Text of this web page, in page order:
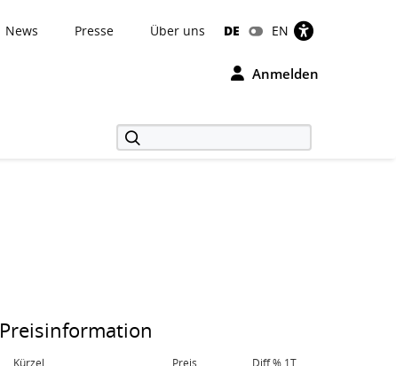
News Presse Über uns DE EN
Anmelden
Preisinformation
Kürzel Preis Diff.% 1T